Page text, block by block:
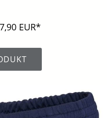
EUR*